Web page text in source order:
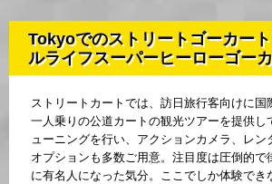
Tokyoでのストリートゴーカー
ルライフスーパーヒーローゴー
ストリートカートでは、訪日旅行客向けに国
一人乗りの公道カートの観光ツアーを提供し
ューニングを行い、アクションカメラ、レン
オプションも多数ご用意。注目度は圧倒的で
に有名人になった気分。ここでしか体験でき